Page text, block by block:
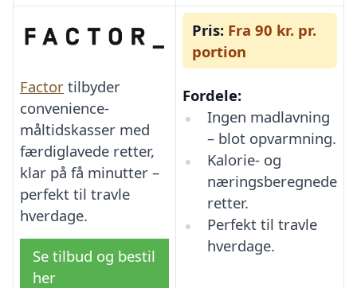
Factor tilbyder
convenience-
måltidskasser med
færdiglavede retter,
klar på få minutter –
perfekt til travle
hverdage.
Se tilbud og bestil
her
Pris: Fra 90 kr. pr.
portion
Fordele:
Ingen madlavning
– blot opvarmning.
Kalorie- og
næringsberegnede
retter.
Perfekt til travle
hverdage.